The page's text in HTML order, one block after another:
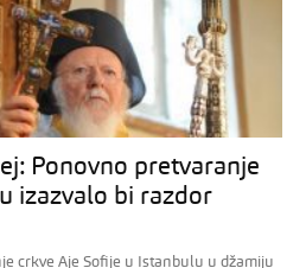
Ponovno pretvaranje
izazvalo bi razdor
crkve Aje Sofije u Istanbulu u džamiju